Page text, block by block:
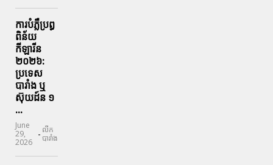
ការបំភ្លឺប្រព្ធ​
ពិន័យ​
កីឡារីន​
២០២៦:
ប្រទេស​
បារាំង​ ឬ​
ស៊ុយដ៍ន​ ១
...
June
29,
2026
- លីក
បារាំង